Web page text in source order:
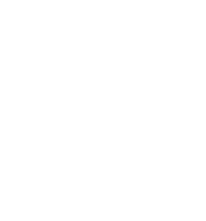
. . sreda, 22. jul 2026.